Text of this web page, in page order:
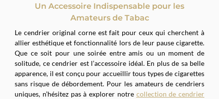
Un Accessoire Indispensable pour les
Amateurs de Tabac
Le cendrier original corne est fait pour ceux qui cherchent à
allier esthétique et fonctionnalité lors de leur pause cigarette.
Que ce soit pour une soirée entre amis ou un moment de
solitude, ce cendrier est l’accessoire idéal. En plus de sa belle
apparence, il est conçu pour accueillir tous types de cigarettes
sans risque de débordement. Pour les amateurs de cendriers
uniques, n’hésitez pas à explorer notre collection de cendrier